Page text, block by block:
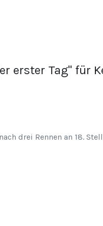
erster Tag" für
drei Rennen an 18.